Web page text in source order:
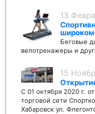
13
широком
Беговые
велотренажеры и
15
С 01 октября 2020 г.
торговой сети
Хабаровск ул.